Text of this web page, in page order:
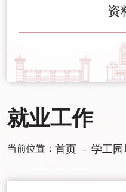
资
就业工作
当前位置： 首页 - 学工